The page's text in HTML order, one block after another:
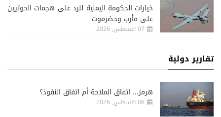
خيارات الحكومة اليمنية للرد على هجمات الحوثيين
على مأرب وحضرموت
07 اغسطس, 2026
تقارير دولية
هرمز... اتفاق الملاحة أم اتفاق النفوذ؟
06 اغسطس, 2026